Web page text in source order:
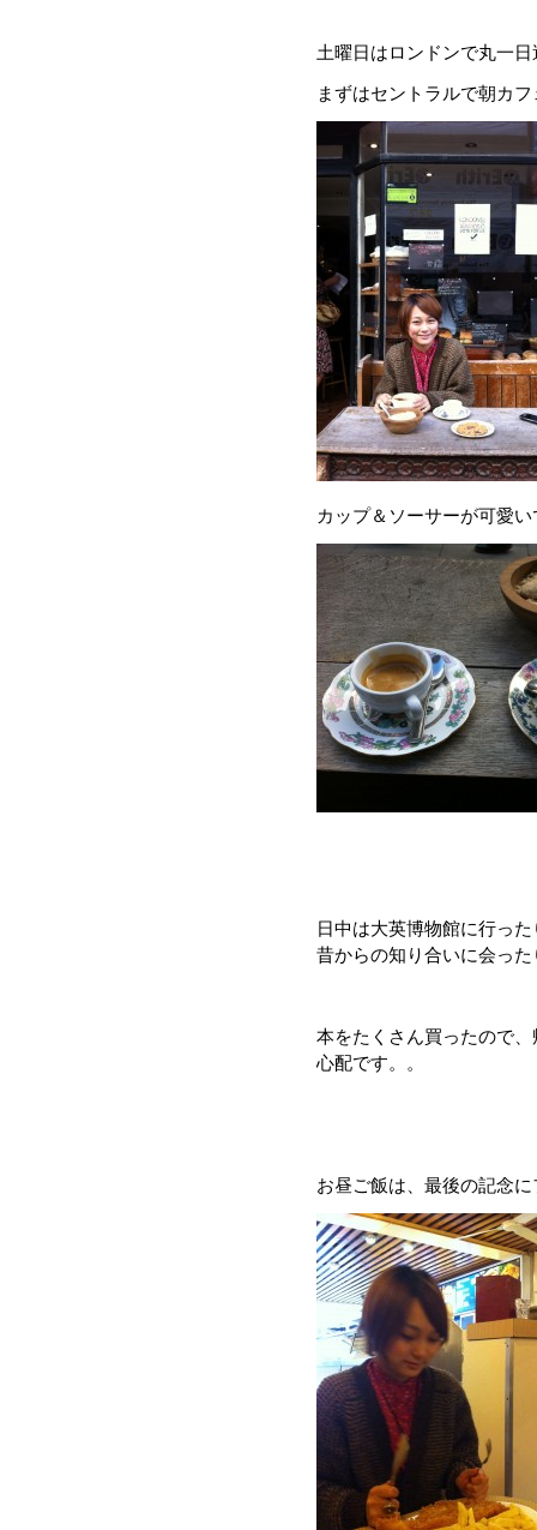
土曜日はロンドンで丸一
まずはセントラルで朝カフ
カップ＆ソーサーが可愛い
日中は大英博物館に行っ
昔からの知り合いに会っ
本をたくさん買ったので
心配です。。
お昼ご飯は、最後の記念